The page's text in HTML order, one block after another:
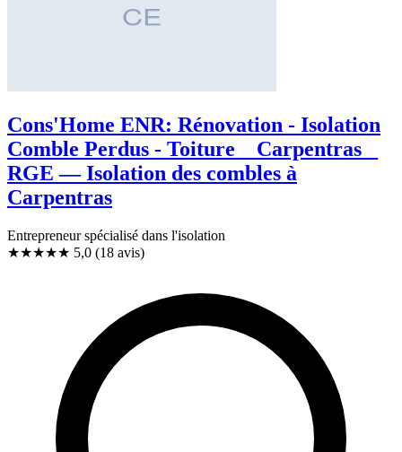
Cons'Home ENR: Rénovation - Isolation
Comble Perdus - Toiture _ Carpentras _
RGE — Isolation des combles à
Carpentras
Entrepreneur spécialisé dans l'isolation
★★★★★ 5,0 (18 avis)